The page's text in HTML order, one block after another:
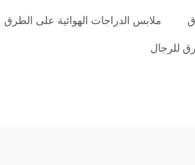
ملابس الدراجات الهوائية على الطرق
للرجال